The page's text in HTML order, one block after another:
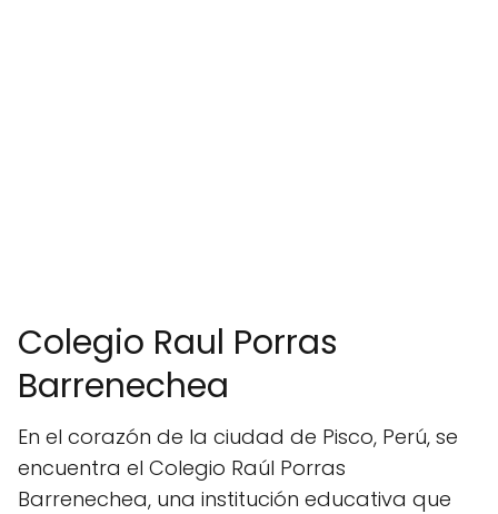
Colegio Raul Porras
Barrenechea
En el corazón de la ciudad de Pisco, Perú, se
encuentra el Colegio Raúl Porras
Barrenechea, una institución educativa que